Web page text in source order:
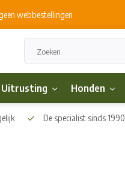
webbestellingen
Uitrusting Honden
De specialist sinds 1990